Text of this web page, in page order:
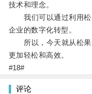
技术和理念。
我们可以通过利用松
企业的数字化转型。
所以，今天就从松果
更加轻松和高效。
#18#
评论